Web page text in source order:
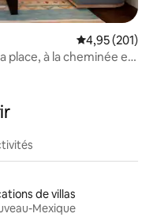
Évaluation
4,95 (201)
place, à la cheminée et
de villas
Mexique